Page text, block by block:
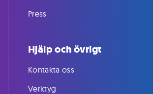
Press
Hjälp och övrigt
Kontakta oss
Verktyg